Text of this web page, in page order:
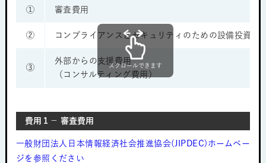
① 審査費用
② コンプライアンスとセキュリティのための設備投資 等
③
外部からの支援費用
（コンサルティング費用）
スクロールできます
費用１− 審査費用
一般財団法人日本情報経済社会推進協会(JIPDEC)ホームペー
ジを参照ください